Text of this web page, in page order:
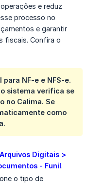
e reduz
processo no
e garantir
fiscais. Confira o
NF-e e NFS-e.
sistema verifica se
no Calima. Se
como
Digitais >
- Funil.
o tipo de